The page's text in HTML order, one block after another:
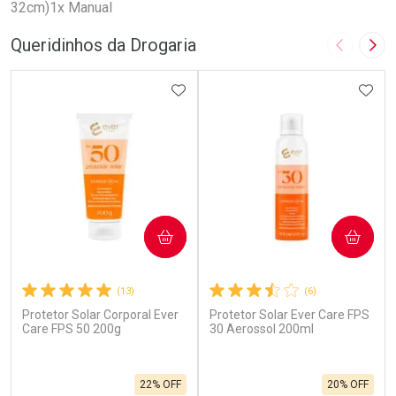
32cm)1x Manual
Queridinhos da Drogaria Imagem
(13)
Protetor Solar Corporal Ever
Care FPS 50 200g
22% OFF
ADICIONAR AOS FAVORITOS
COMPRAR
(6)
Protetor Solar Ever Care FPS
30 Aerossol 200ml
20% OFF
COMPRAR